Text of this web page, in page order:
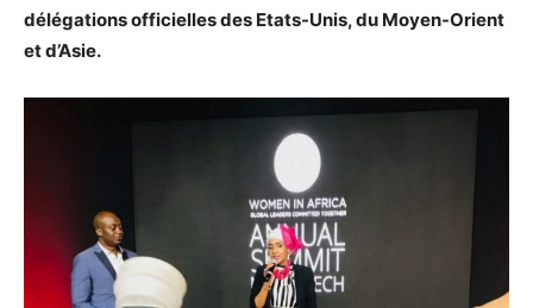
délégations officielles des Etats-Unis, du Moyen-Orient
et d’Asie.